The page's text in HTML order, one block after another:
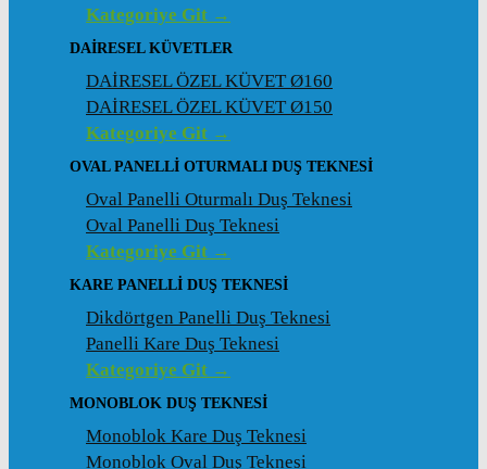
Kategoriye Git →
DAIRESEL KÜVETLER
DAİRESEL ÖZEL KÜVET Ø160
DAİRESEL ÖZEL KÜVET Ø150
Kategoriye Git →
OVAL PANELLI OTURMALI DUŞ TEKNESI
Oval Panelli Oturmalı Duş Teknesi
Oval Panelli Duş Teknesi
Kategoriye Git →
KARE PANELLI DUŞ TEKNESI
Dikdörtgen Panelli Duş Teknesi
Panelli Kare Duş Teknesi
Kategoriye Git →
MONOBLOK DUŞ TEKNESI
Monoblok Kare Duş Teknesi
Monoblok Oval Duş Teknesi